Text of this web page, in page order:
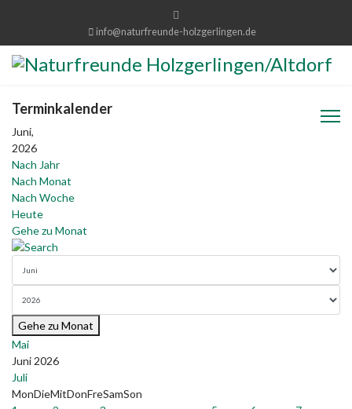
info@naturfreunde-holzgerlingen.de
Terminkalender
Juni,
2026
Nach Jahr
Nach Monat
Nach Woche
Heute
Gehe zu Monat
Gehe zu Monat
Mai
Juni 2026
Juli
MonDieMitDonFreSamSon